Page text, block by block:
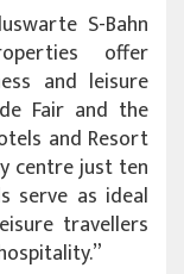
S-Bahn
offer
and leisure
Fair and the
and Resort
centre just ten
serve as ideal
travellers